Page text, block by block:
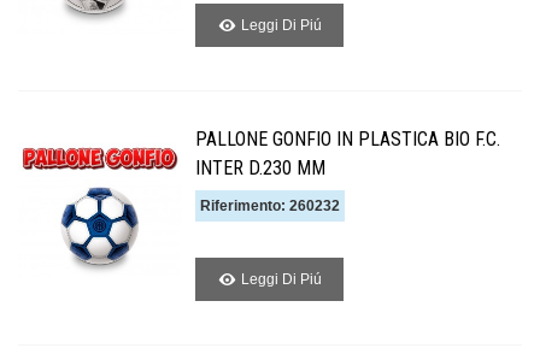
Leggi Di Piú
PALLONE GONFIO IN PLASTICA BIO F.C.
INTER D.230 MM
Riferimento: 260232
Leggi Di Piú